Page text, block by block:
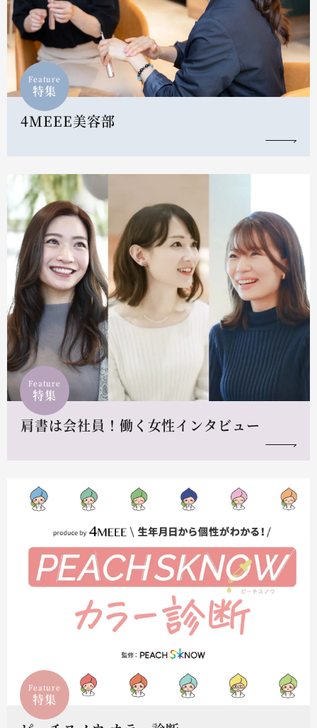
Feature
特集
4MEEE美容部
Feature
特集
肩書は会社員！働く女性インタビュー
Feature
特集